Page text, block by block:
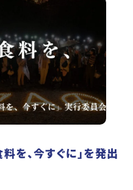
を、今すぐに」を発出